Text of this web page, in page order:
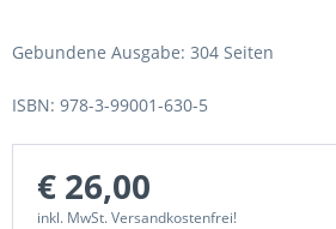
Gebundene Ausgabe: 304 Seiten
ISBN: 978-3-99001-630-5
€ 26,00
inkl. MwSt. Versandkostenfrei!